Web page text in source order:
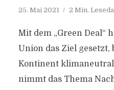
25. Mai 2021 2 Min.
Mit dem „Green Deal“
Union das Ziel gesetzt,
Kontinent
nimmt das Thema